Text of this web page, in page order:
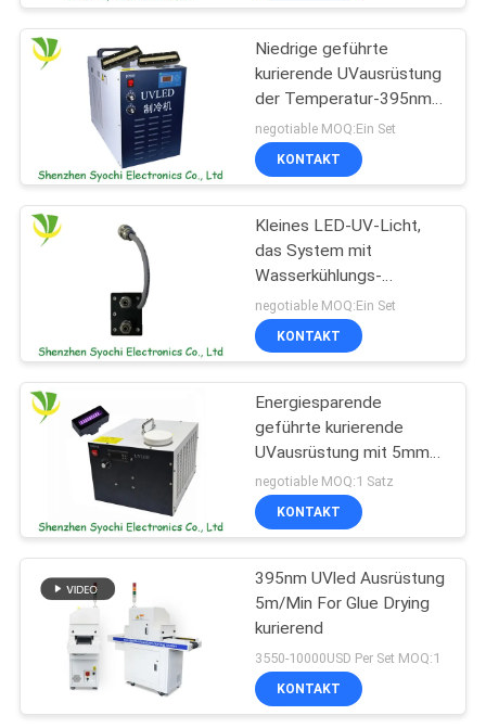
FABRIK-
AUSFLUG
QUALITÄTSKONTROLLE
TRETEN
SIE
VERBINDUNG
NACHRICHTEN
FORDERN
SIE
EIN
ZITAT
SITEMAP
Niedrige geführte
kurierende UVausrüstung
der Temperatur-395nm
mit mehrfachen
Steuermodi
negotiable MOQ:Ein Set
KONTAKT
Kleines LED-UV-Licht,
das System mit
Wasserkühlungs-
Kühler/Temperatur-
Anzeige kuriert
negotiable MOQ:Ein Set
KONTAKT
Energiesparende
geführte kurierende
UVausrüstung mit 5mm-
10mm Bestrahlungs-
Abstand
negotiable MOQ:1 Satz
KONTAKT
395nm UVled Ausrüstung
5m/Min For Glue Drying
kurierend
3550-10000USD Per Set MOQ:1
KONTAKT